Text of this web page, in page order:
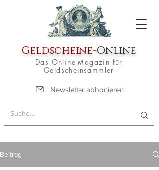
Geldscheine-Online
Das Online-Magazin für
Geldscheinsammler
Newsletter abbonieren
Beitrag